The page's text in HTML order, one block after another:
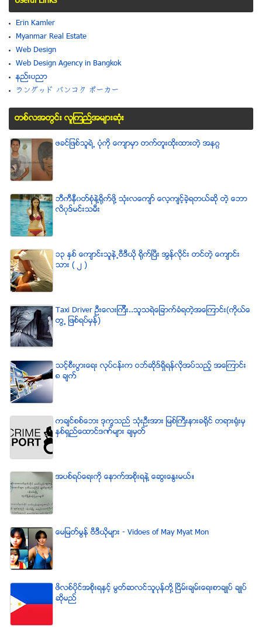
Erin Kamler
Myanmar Real Estate
Web Design
Web Design Agency in Bangkok
နည္းပညာ
ラングッド バンコク ポーカー
တစ္လအတြင္း လူၾကည္႔အမ်ားဆံုး
ဖခင္ျဖစ္သူရဲ႕ ပံုကို ေက်ာမွာ တက္တူးထိုးထားတဲ့ အနဂၢ
ဘီကီနီ၀တ္စံုနဲ႔႐ုိက္ဖို႔ သံုးလေက်ာ္ ေလ့က်င့္ခဲ့ရတယ္ဆို တဲ့ ေဘာ
လိ၀ုဒ္မင္းသမီး
၁၃ ႏွစ္ ေက်ာင္းသူနဲ႕ဗီဒီယို ရိုက္ျပီး အြန္လိုင္း တင္တဲ့ ေက်ာင္း
သား ( ၂ )
Taxi Driver ဦးေလးၾကီး..သူသရဲေျခာက္ခံရတဲ့အေၾကာင္း(ကိုယ္ေ
တြ႕ ျဖစ္ရပ္မွန္)
သင့္စီးပြားေရး လုပ္ငန္းက ဝဘ္ဆိုဒ္ရွိရန္လိုအပ္သည့္ အေၾကာင္း
၈ ခ်က္
ကခ်င္စစ္ေဘး ဒုကၡသည္ သံုးဦးအား ျမစ္ႀကီးနားခရိုင္ တရားရံုးမွ
ႏွစ္ရွည္ေထာင္ဒဏ္မ်ား ခ်မွတ္
အပစ္ရပ္ေရးကို ေနာက္အစိုးရနဲ႔ ေဆြးေႏြးမယ္။
ေမျမတ္မြန္ ဗီဒီယုိမ်ား - Vidoes of May Myat Mon
ဖိလစ္ပိုင္အစိုးရႏွင့္ မြတ္ဆလင္သူပုန္တို႔ ၿငိမ္းခ်မ္းေရးစာခ်ဳပ္ ခ်ဳပ္
ဆိုမည္